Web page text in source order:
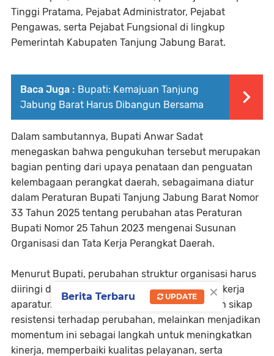
Tinggi Pratama, Pejabat Administrator, Pejabat
Pengawas, serta Pejabat Fungsional di lingkup
Pemerintah Kabupaten Tanjung Jabung Barat.
Baca Juga : Bupati: Kemajuan Tanjung
Jabung Barat Harus Dibangun Bersama
Dalam sambutannya, Bupati Anwar Sadat
menegaskan bahwa pengukuhan tersebut merupakan
bagian penting dari upaya penataan dan penguatan
kelembagaan perangkat daerah, sebagaimana diatur
dalam Peraturan Bupati Tanjung Jabung Barat Nomor
33 Tahun 2025 tentang perubahan atas Peraturan
Bupati Nomor 25 Tahun 2023 mengenai Susunan
Organisasi dan Tata Kerja Perangkat Daerah.
Menurut Bupati, perubahan struktur organisasi harus
diiringi dengan perubahan pola pikir dan pola kerja
aparatur. Tidak boleh ada ego sektoral maupun sikap
resistensi terhadap perubahan, melainkan menjadikan
momentum ini sebagai langkah untuk meningkatkan
kinerja, memperbaiki kualitas pelayanan, serta
×
Berita Terbaru UPDATE